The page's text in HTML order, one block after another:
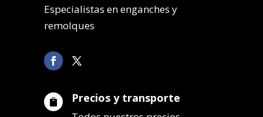
Especialistas en enganches y
remolques
 Precios y transporte